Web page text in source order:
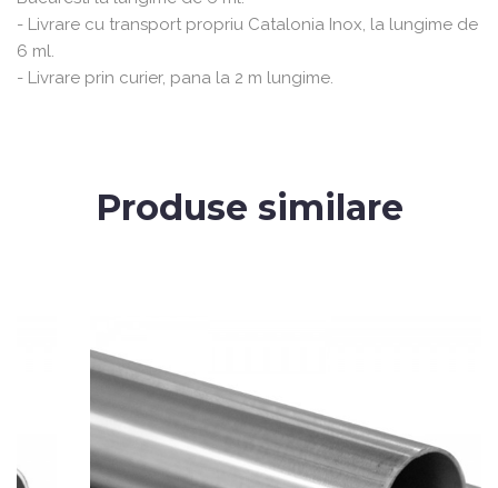
- Livrare cu transport propriu Catalonia Inox, la lungime de
6 ml.
- Livrare prin curier, pana la 2 m lungime.
Produse similare